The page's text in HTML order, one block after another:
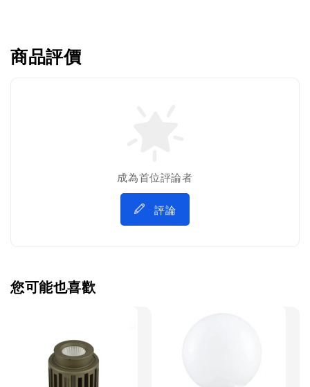
商品評價
成為首位評論者
評論
您可能也喜歡